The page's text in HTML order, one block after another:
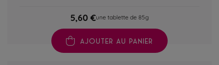
5,60 €une tablette de 85g
AJOUTER AU PANIER